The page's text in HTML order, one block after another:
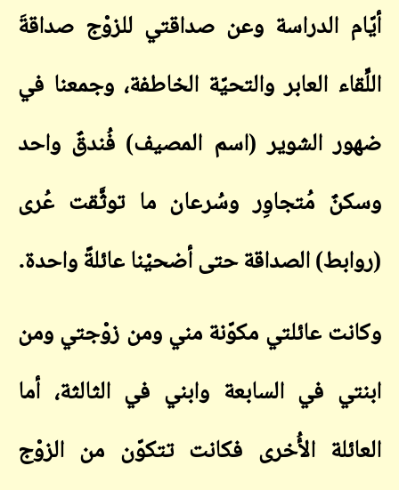
أيّام الدراسة وعن صداقتي للزوْج صداقةَ
اللِّقاء العابر والتحيّة الخاطفة، وجمعنا في
ضهور الشوير (اسم المصيف) فُندقٌ واحد
وسكنٌ مُتجاوِر وسُرعان ما توثَّقت عُرى
(روابط) الصداقة حتى أضحيْنا عائلةً واحدة.
وكانت عائلتي مكوّنة مني ومن زوْجتي ومن
ابنتي في السابعة وابني في الثالثة، أما
العائلة الأُخرى فكانت تتكوّن من الزوْج